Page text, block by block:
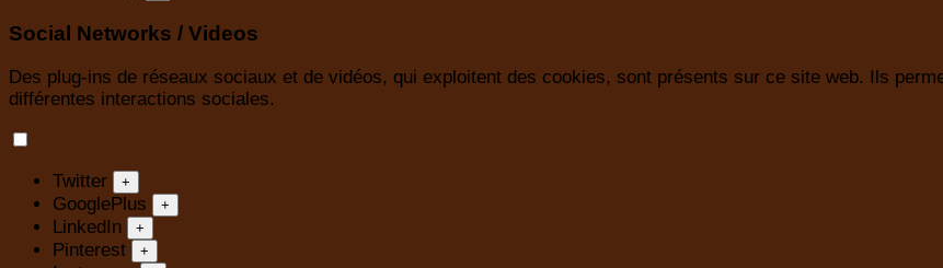
Social Networks / Videos
Des plug-ins de réseaux sociaux et de vidéos, qui exploitent des cookies, sont présents sur ce site web. Ils
différentes interactions sociales.
Twitter +
GooglePlus +
LinkedIn +
Pinterest +